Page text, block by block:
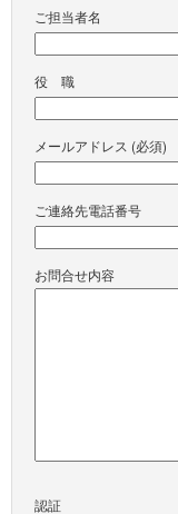
ご担当者名
役 職
メールアドレス (必須)
ご連絡先電話番号
お問合せ内容
認証